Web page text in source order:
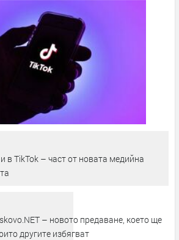
в TikTok – част от новата медийна
– новото предаване, което ще
другите избягват